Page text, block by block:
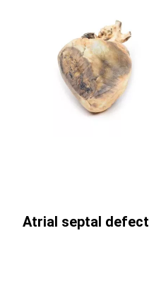
Atrial septal defect